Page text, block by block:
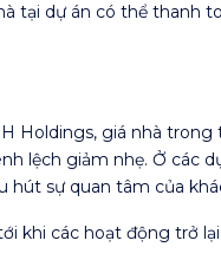
tại dự án có thể thanh
Holdings, giá nhà
lệch giảm nhẹ. Ở các
hút sự quan tâm của
khi các hoạt động trở